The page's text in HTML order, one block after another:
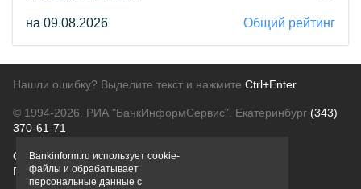
на 09.08.2026 Общий рейтинг
Нашли ошибку? Выделите текст и нажмите Ctrl+Enter
© 1994-2026. РИА "БанкИнформСервис". Екатеринбург (343)
370-61-71
О проектеПолитика конфиденциальности
Правовая информацияДля рекламодателей
Bankinform.ru использует cookie-
файлы и обрабатывает
персональные данные с